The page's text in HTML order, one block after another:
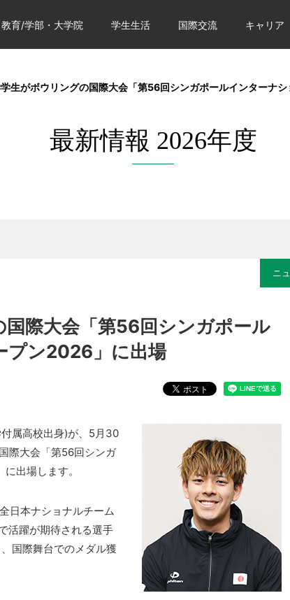
教育/学部・大学院 学生生活 国際交流 キャリア
生がボウリングの国際大会「第56回シンガポールインターナ
最新情報 2026年度
ニ
際大会「第56回シンガポール
プン2026」に出場
属高校出身)が、5月30
際大会「第56回シンガ
出場します。
日本ナショナルチーム
活躍が期待される選手
国際舞台でのメダル獲